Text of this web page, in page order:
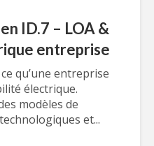
ID.7 – LOA &
entreprise
qu’une entreprise
électrique.
modèles de
et...